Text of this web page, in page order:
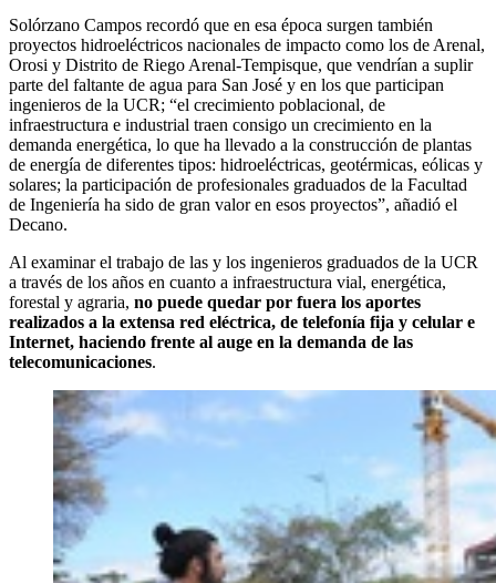
Solórzano Campos recordó que en esa época surgen también
proyectos hidroeléctricos nacionales de impacto como los de Arenal,
Orosi y Distrito de Riego Arenal-Tempisque, que vendrían a suplir
parte del faltante de agua para San José y en los que participan
ingenieros de la UCR; “el crecimiento poblacional, de
infraestructura e industrial traen consigo un crecimiento en la
demanda energética, lo que ha llevado a la construcción de plantas
de energía de diferentes tipos: hidroeléctricas, geotérmicas, eólicas y
solares; la participación de profesionales graduados de la Facultad
de Ingeniería ha sido de gran valor en esos proyectos”, añadió el
Decano.
Al examinar el trabajo de las y los ingenieros graduados de la UCR
a través de los años en cuanto a infraestructura vial, energética,
forestal y agraria, no puede quedar por fuera los aportes
realizados a la extensa red eléctrica, de telefonía fija y celular e
Internet, haciendo frente al auge en la demanda de las
telecomunicaciones.